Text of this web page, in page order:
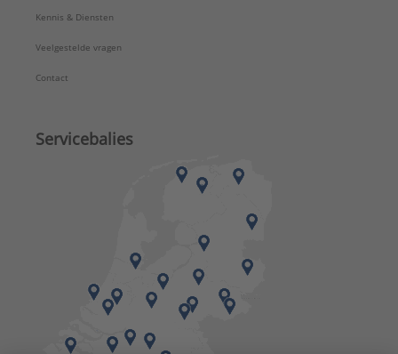
Kennis & Diensten
Veelgestelde vragen
Contact
Servicebalies